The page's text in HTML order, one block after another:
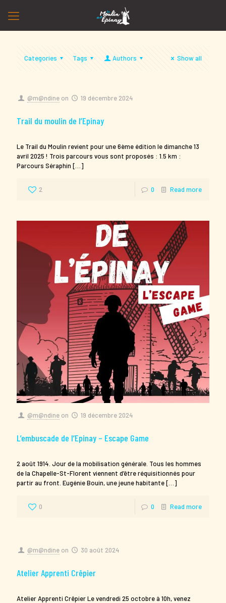
Categories Tags Authors Show all
@m@ndine on 19 décembre 2024
Trail du moulin de l’Epinay
Le Trail du Moulin revient pour une 6ème édition le dimanche 13
avril 2025 ! Trois parcours vous sont proposés : 1.5 km :
Parcours Séraphin […]
2 0 Read more
@m@ndine on 19 décembre 2024
L’embuscade de l’Epinay – Escape Game
2 août 1914. Jour de la mobilisation générale. Tous les hommes
de la Chapelle-St-Florent viennent d’être réquisitionnés pour
partir au front. Eugénie Bouin, une jeune habitante[…]
0 0 Read more
@m@ndine on 30 août 2024
Atelier Apprenti Crêpier
Atelier Apprenti Crêpier Le vendredi 25 octobre à 10h, venez